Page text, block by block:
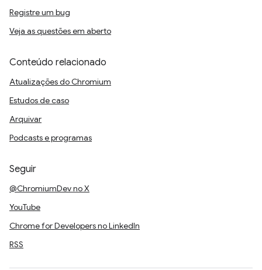
Registre um bug
Veja as questões em aberto
Conteúdo relacionado
Atualizações do Chromium
Estudos de caso
Arquivar
Podcasts e programas
Seguir
@ChromiumDev no X
YouTube
Chrome for Developers no LinkedIn
RSS